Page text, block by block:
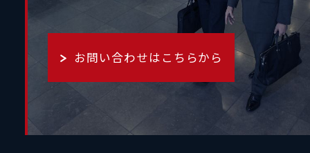
お問い合わせはこちらから